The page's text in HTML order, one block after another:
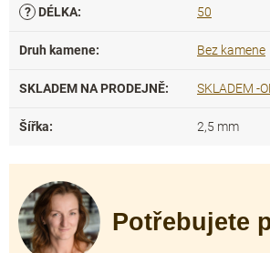
? DÉLKA: 50
Druh kamene: Bez kamene
SKLADEM NA PRODEJNĚ: SKLADEM -
Šířka: 2,5 mm
Potřebujete